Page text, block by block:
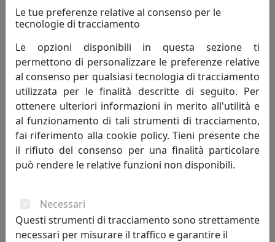
APPLIQUE D.030 COLLEZIONE COUNTRY C1440 NERO
Ferroluce
396,00 €
Le tue preferenze relative al consenso per le
tecnologie di tracciamento
Le opzioni disponibili in questa sezione ti
permettono di personalizzare le preferenze relative
al consenso per qualsiasi tecnologia di tracciamento
utilizzata per le finalità descritte di seguito. Per
ottenere ulteriori informazioni in merito all'utilità e
al funzionamento di tali strumenti di tracciamento,
fai riferimento alla cookie policy. Tieni presente che
il rifiuto del consenso per una finalità particolare
può rendere le relative funzioni non disponibili.
Necessari
Questi strumenti di tracciamento sono strettamente
necessari per misurare il traffico e garantire il